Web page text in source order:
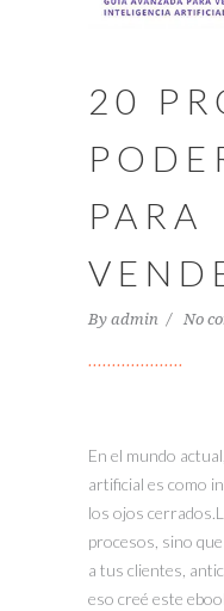
20
PARA
By admin No
En el mundo
artificial es como
los ojos
procesos, sino
a tus clientes,
eso creé este